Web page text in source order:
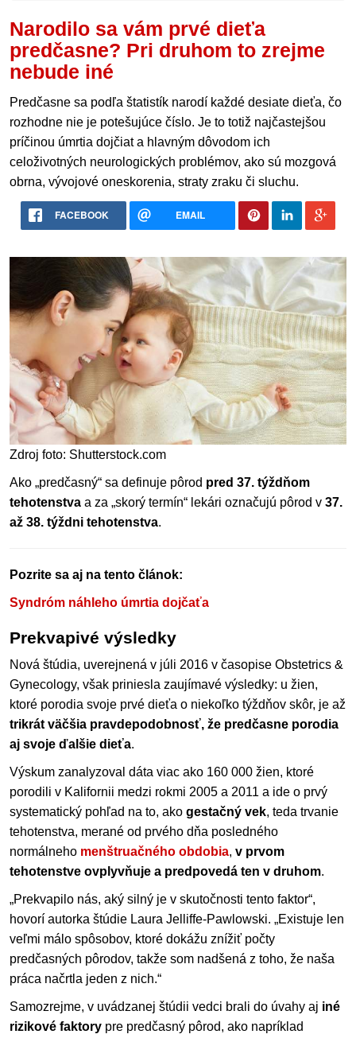
Narodilo sa vám prvé dieťa
predčasne? Pri druhom to zrejme
nebude iné
Predčasne sa podľa štatistík narodí každé desiate dieťa, čo
rozhodne nie je potešujúce číslo. Je to totiž najčastejšou
príčinou úmrtia dojčiat a hlavným dôvodom ich
celoživotných neurologických problémov, ako sú mozgová
obrna, vývojové oneskorenia, straty zraku či sluchu.
FACEBOOK EMAIL
Zdroj foto: Shutterstock.com
Ako „predčasný“ sa definuje pôrod pred 37. týždňom
tehotenstva a za „skorý termín“ lekári označujú pôrod v 37.
až 38. týždni tehotenstva.
Pozrite sa aj na tento článok:
Syndróm náhleho úmrtia dojčaťa
Prekvapivé výsledky
Nová štúdia, uverejnená v júli 2016 v časopise Obstetrics &
Gynecology, však priniesla zaujímavé výsledky: u žien,
ktoré porodia svoje prvé dieťa o niekoľko týždňov skôr, je až
trikrát väčšia pravdepodobnosť, že predčasne porodia
aj svoje ďalšie dieťa.
Výskum zanalyzoval dáta viac ako 160 000 žien, ktoré
porodili v Kalifornii medzi rokmi 2005 a 2011 a ide o prvý
systematický pohľad na to, ako gestačný vek, teda trvanie
tehotenstva, merané od prvého dňa posledného
normálneho menštruačného obdobia, v prvom
tehotenstve ovplyvňuje a predpovedá ten v druhom.
„Prekvapilo nás, aký silný je v skutočnosti tento faktor“,
hovorí autorka štúdie Laura Jelliffe-Pawlowski. „Existuje len
veľmi málo spôsobov, ktoré dokážu znížiť počty
predčasných pôrodov, takže som nadšená z toho, že naša
práca načrtla jeden z nich.“
Samozrejme, v uvádzanej štúdii vedci brali do úvahy aj iné
rizikové faktory pre predčasný pôrod, ako napríklad